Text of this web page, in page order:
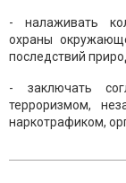
- налаживать
охраны
последствий
- заключать
терроризмом,
наркотрафиком,